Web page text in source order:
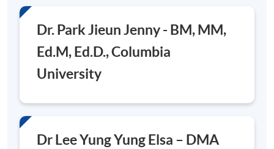
Dr. Park Jieun Jenny - BM, MM,
Ed.M, Ed.D., Columbia
University
Dr Lee Yung Yung Elsa – DMA